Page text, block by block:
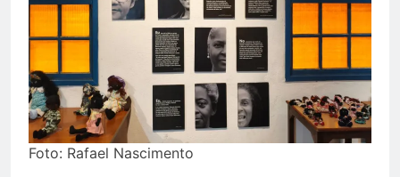
Foto: Rafael Nascimento